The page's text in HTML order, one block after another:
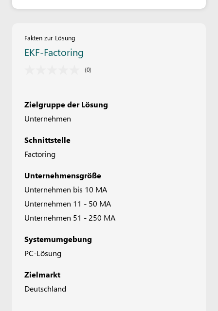
Fakten zur Lösung
EKF-Factoring
(0)
Zielgruppe der Lösung
Unternehmen
Schnittstelle
Factoring
Unternehmensgröße
Unternehmen bis 10 MA
Unternehmen 11 - 50 MA
Unternehmen 51 - 250 MA
Systemumgebung
PC-Lösung
Zielmarkt
Deutschland